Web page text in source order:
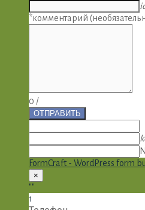
*комментарий
0 /
ОТПРАВИТЬ
FormCraft - WordPress form
×
""
1